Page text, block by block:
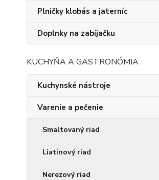
Plničky klobás a jaterníc
Doplnky na zabíjačku
KUCHYŇA A GASTRONÓMIA
Kuchynské nástroje
Varenie a pečenie
Smaltovaný riad
Liatinový riad
Nerezový riad